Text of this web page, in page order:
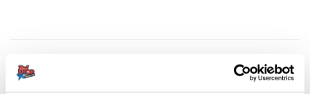
BESCHRIJVING